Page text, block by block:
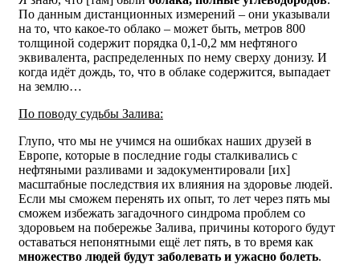
По данным дистанционных измерений – они указывали
на то, что какое-то облако – может быть, метров 800
толщиной содержит порядка 0,1-0,2 мм нефтяного
эквивалента, распределенных по нему сверху донизу. И
когда идёт дождь, то, что в облаке содержится, выпадает
на землю…
По поводу судьбы Залива:
Глупо, что мы не учимся на ошибках наших друзей в
Европе, которые в последние годы сталкивались с
нефтяными разливами и задокументировали [их]
масштабные последствия их влияния на здоровье людей.
Если мы сможем перенять их опыт, то лет через пять мы
сможем избежать загадочного синдрома проблем со
здоровьем на побережье Залива, причины которого будут
оставаться непонятными ещё лет пять, в то время как
множество людей будут заболевать и ужасно болеть.